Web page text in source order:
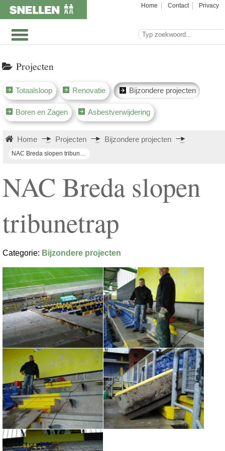
Home Contact Privacy
Projecten
Totaalsloop Renovatie Bijzondere projecten
Boren en Zagen Asbestverwijdering
Home Projecten Bijzondere projecten
NAC Breda slopen tribunetrap
NAC Breda slopen
tribunetrap
Categorie: Bijzondere projecten